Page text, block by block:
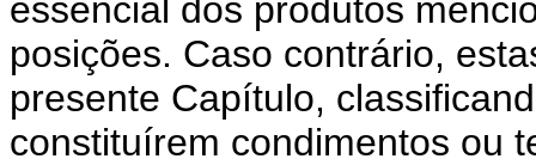
essencial dos produtos
posições. Caso contrário,
presente Capítulo,
constituírem condimentos ou